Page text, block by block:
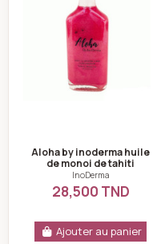
Aloha by inoderma huile
de monoi de tahiti
pailletée pink 100ml
InoDerma
28,500 TND
Ajouter au panier